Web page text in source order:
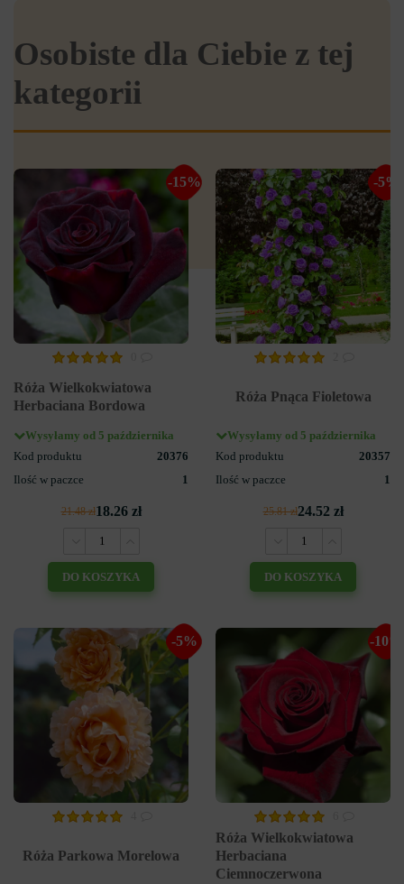
Osobiste dla Ciebie z tej
kategorii
-15%
Róża Wielkokwiatowa
Herbaciana Bordowa
Wysyłamy od 5 października
Kod produktu
20376
Ilość w paczce
1
21.48 zł18.26 zł
DO KOSZYKA
-5%
Róża Pnąca Fioletowa
Wysyłamy od 5 października
Kod produktu
20357
Ilość w paczce
1
25.81 zł24.52 zł
DO KOSZYKA
-5%
Róża Parkowa Morelowa
-10%
Róża Wielkokwiatowa
Herbaciana
Ciemnoczerwona